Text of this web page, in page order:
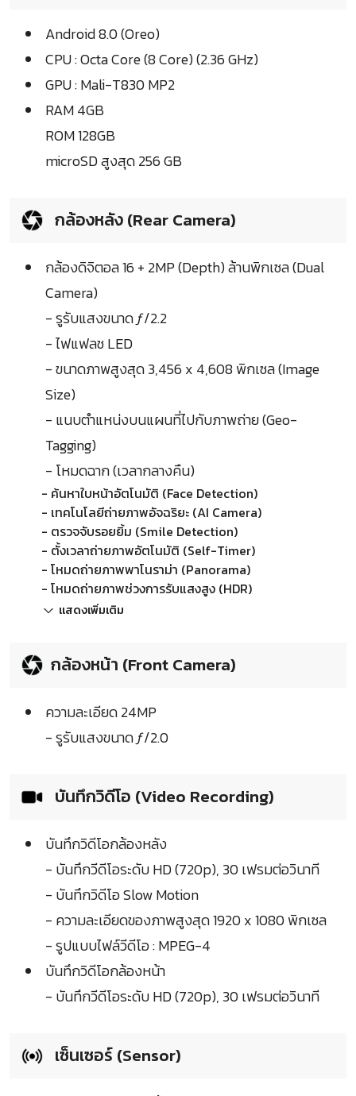
Android 8.0 (Oreo)
CPU : Octa Core (8 Core) (2.36 GHz)
GPU : Mali-T830 MP2
RAM 4GB
ROM 128GB
microSD สูงสุด 256 GB
กล้องหลัง (Rear Camera)
กล้องดิจิตอล 16 + 2MP (Depth) ล้านพิกเซล (Dual
Camera)
- รูรับแสงขนาด ƒ/2.2
- ไฟแฟลช LED
- ขนาดภาพสูงสุด 3,456 x 4,608 พิกเซล (Image
Size)
- แนบตำแหน่งบนแผนที่ไปกับภาพถ่าย (Geo-
Tagging)
- โหมดฉาก (เวลากลางคืน)
- ค้นหาใบหน้าอัตโนมัติ (Face Detection)
- เทคโนโลยีถ่ายภาพอัจฉริยะ (AI Camera)
- ตรวจจับรอยยิ้ม (Smile Detection)
- ตั้งเวลาถ่ายภาพอัตโนมัติ (Self-Timer)
- โหมดถ่ายภาพพาโนราม่า (Panorama)
- โหมดถ่ายภาพช่วงการรับแสงสูง (HDR)
แสดงเพิ่มเติม
กล้องหน้า (Front Camera)
ความละเอียด 24MP
- รูรับแสงขนาด ƒ/2.0
บันทึกวิดีโอ (Video Recording)
บันทึกวิดีโอกล้องหลัง
- บันทึกวีดีโอระดับ HD (720p), 30 เฟรมต่อวินาที
- บันทึกวิดีโอ Slow Motion
- ความละเอียดของภาพสูงสุด 1920 x 1080 พิกเซล
- รูปแบบไฟล์วีดีโอ : MPEG-4
บันทึกวิดีโอกล้องหน้า
- บันทึกวีดีโอระดับ HD (720p), 30 เฟรมต่อวินาที
เซ็นเซอร์ (Sensor)